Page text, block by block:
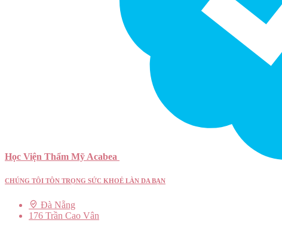
Học Viện Thẩm Mỹ Acabea
CHÚNG TÔI TÔN TRỌNG SỨC KHOẺ LÀN DA BẠN
Đà Nẵng
176 Trần Cao Vân